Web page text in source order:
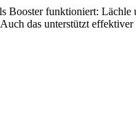
Booster funktioniert:
das unterstützt